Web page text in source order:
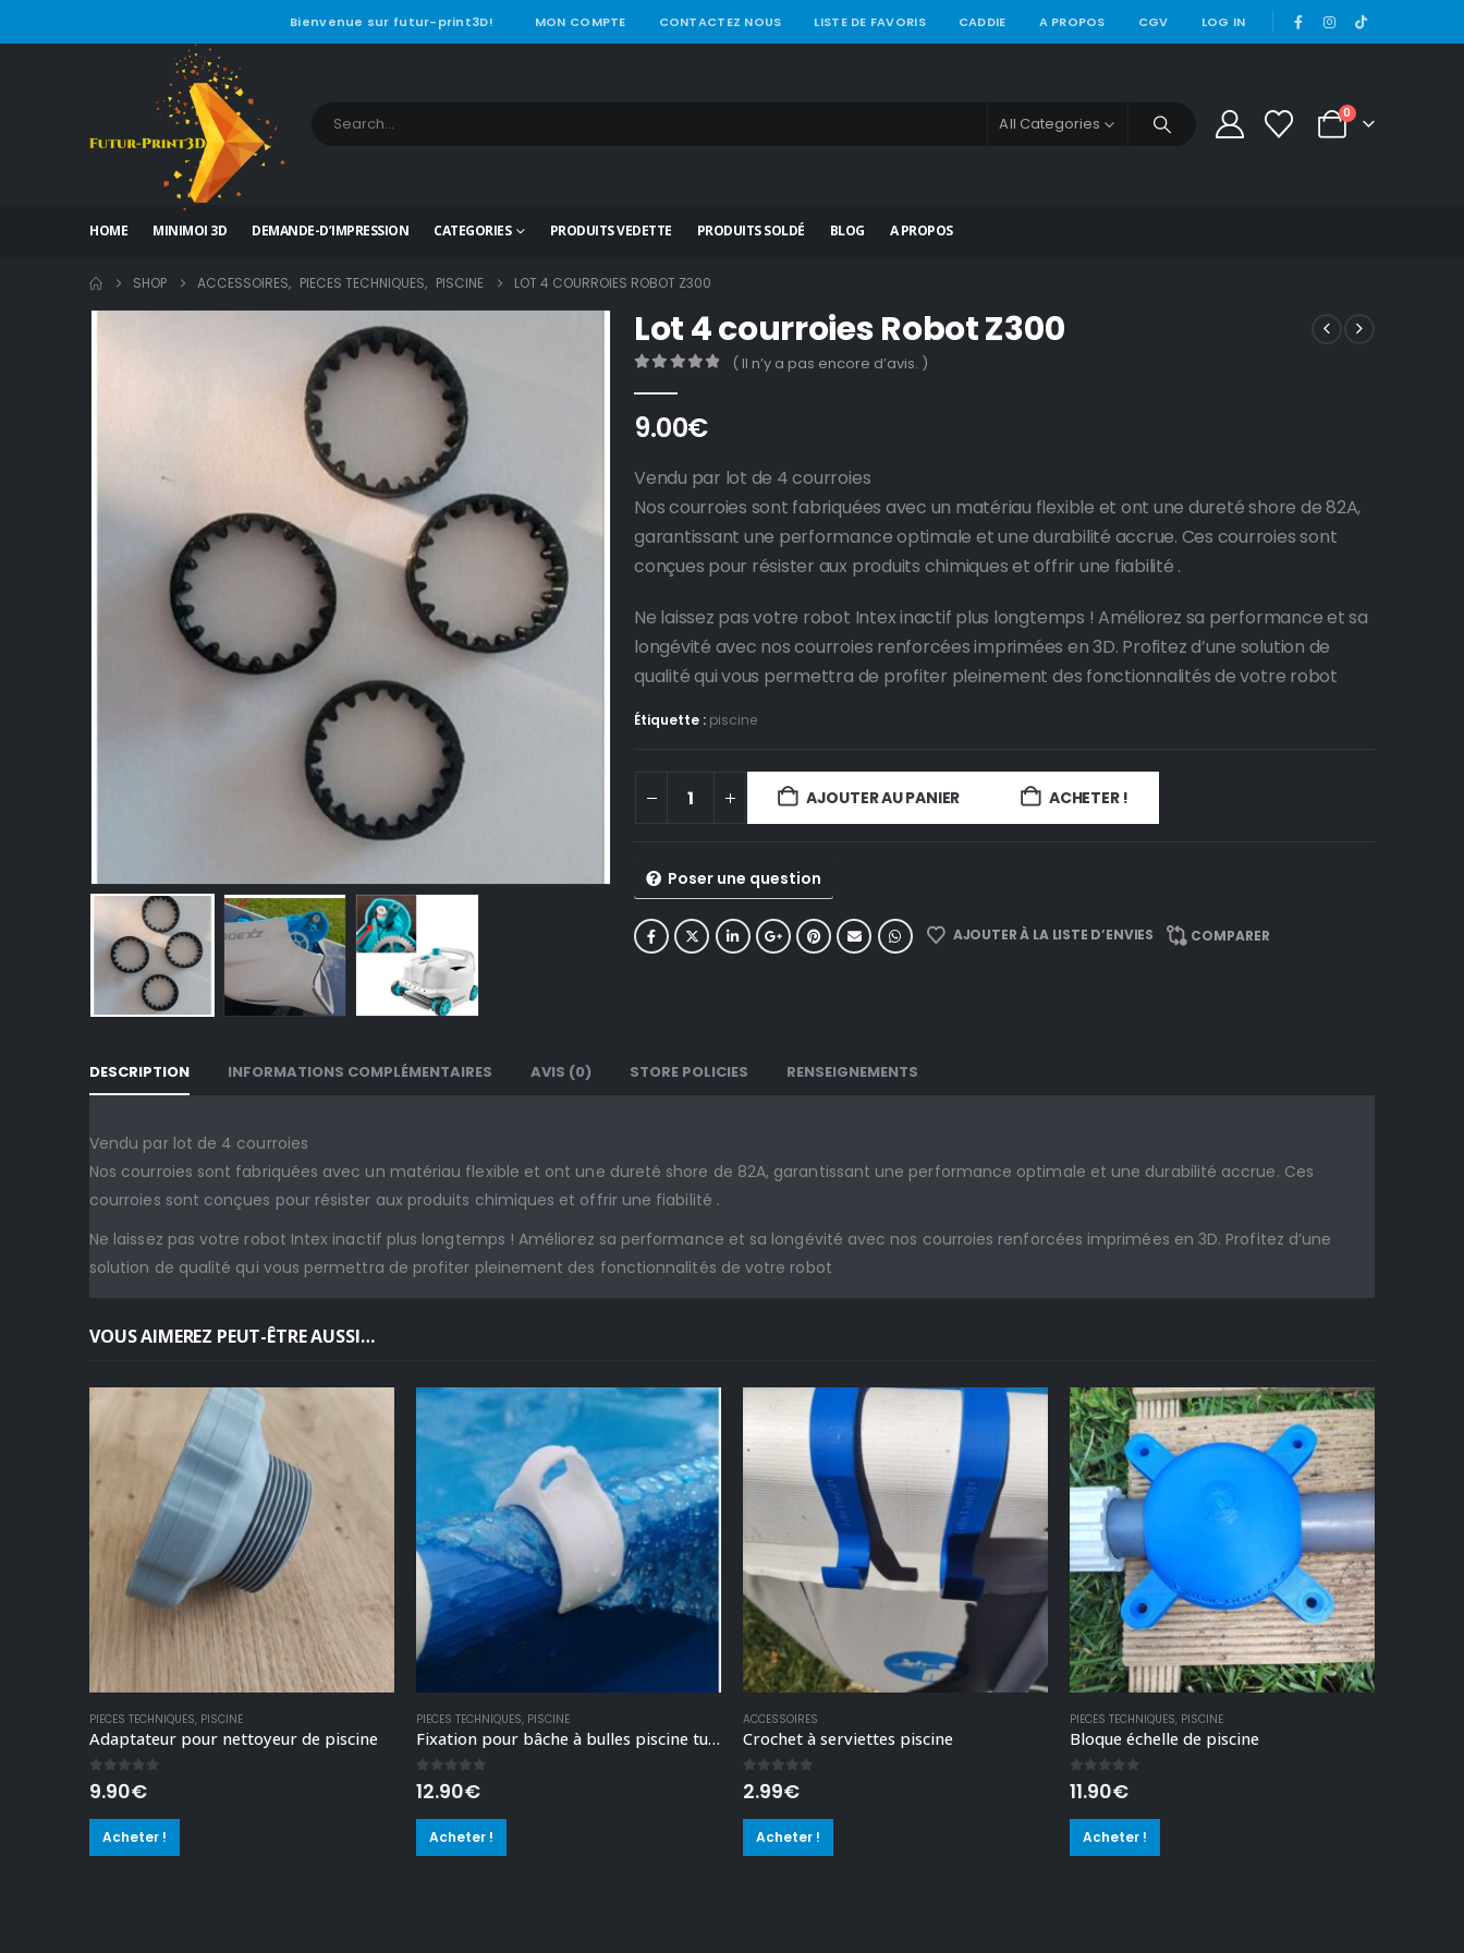
Bienvenue sur futur-print3D! MON COMPTE CONTACTEZ NOUS LISTE DE FAVORIS CADDIE A PROPOS CGV LOG IN |
All Categories
0
HOME MINIMOI 3D DEMANDE-D’IMPRESSION CATEGORIES PRODUITS VEDETTE PRODUITS SOLDÉ BLOG A PROPOS
SHOP ACCESSOIRES, PIECES TECHNIQUES, PISCINE LOT 4 COURROIES ROBOT Z300
Lot 4 courroies Robot Z300
( Il n’y a pas encore d’avis. )
9.00€
Vendu par lot de 4 courroies
Nos courroies sont fabriquées avec un matériau flexible et ont une dureté shore de 82A,
garantissant une performance optimale et une durabilité accrue. Ces courroies sont
conçues pour résister aux produits chimiques et offrir une fiabilité .
Ne laissez pas votre robot Intex inactif plus longtemps ! Améliorez sa performance et sa
longévité avec nos courroies renforcées imprimées en 3D. Profitez d’une solution de
qualité qui vous permettra de profiter pleinement des fonctionnalités de votre robot
Étiquette : piscine
AJOUTER AU PANIER ACHETER !
Poser une question
AJOUTER À LA LISTE D’ENVIES COMPARER
DESCRIPTION INFORMATIONS COMPLÉMENTAIRES AVIS (0) STORE POLICIES RENSEIGNEMENTS
Vendu par lot de 4 courroies
Nos courroies sont fabriquées avec un matériau flexible et ont une dureté shore de 82A, garantissant une performance optimale et une durabilité accrue. Ces
courroies sont conçues pour résister aux produits chimiques et offrir une fiabilité .
Ne laissez pas votre robot Intex inactif plus longtemps ! Améliorez sa performance et sa longévité avec nos courroies renforcées imprimées en 3D. Profitez d’une
solution de qualité qui vous permettra de profiter pleinement des fonctionnalités de votre robot
VOUS AIMEREZ PEUT-ÊTRE AUSSI…
PIECES TECHNIQUES, PISCINE
Adaptateur pour nettoyeur de piscine
0 out of 5
9.90€
Acheter !
PIECES TECHNIQUES, PISCINE
Fixation pour bâche à bulles piscine tubulaire
0out of 5
12.90€
Acheter !
ACCESSOIRES
Crochet à serviettes piscine
0 out of 5
2.99€
Acheter !
PIECES TECHNIQUES, PISCINE
Bloque échelle de piscine
0out of 5
11.90€
Acheter !